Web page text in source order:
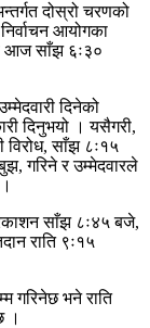
दोस्रो चरणको
आयोगका
आज साँझ ६ः३०
दिनेको
दिनुभयो । यसैगरी,
विरोध, साँझ ८ः१५
गरिने र उम्मेदवारले
साँझ ८ः४५ बजे,
राति ९ः१५
गरिनेछ भने राति
।